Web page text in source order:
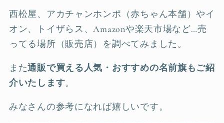
西松屋、アカチャンホンポ（赤ちゃん本舗）やイ
オン、トイザらス、Amazonや楽天市場など…売
ってる場所（販売店）を調べてみました。
また通販で買える人気・おすすめの名前旗もご紹
介いたします。
みなさんの参考になれば嬉しいです。